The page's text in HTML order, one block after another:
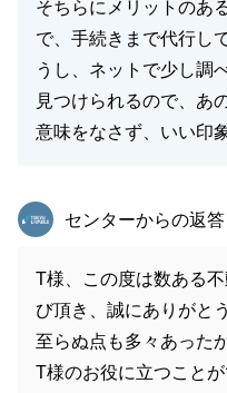
そちらにメリットのあ
で、手続きまで代行し
うし、ネットで少し調
見つけられるので、あ
意味をなさず、いい印
東急リバブル
センターからの返答
T様、この度は数ある
び頂き、誠にありがと
至らぬ点も多々あった
T様のお役に立つこと